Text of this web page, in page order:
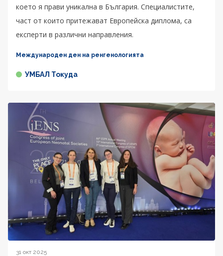
което я прави уникална в България. Специалистите,
част от които притежават Европейска диплома, са
експерти в различни направления.
Международен ден на ренгенологията
УМБАЛ Токуда
31 окт 2025